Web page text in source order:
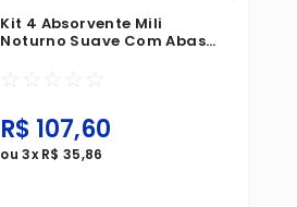
Kit 4 Absorvente Mili
Noturno Suave Com Abas
☆ ☆ ☆ ☆ ☆
R$ 107,60
ou3xR$ 35,86